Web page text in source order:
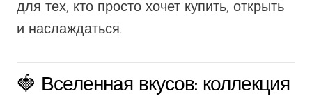
для тех, кто просто хочет купить, открыть
и наслаждаться.
🍓 Вселенная вкусов: коллекция